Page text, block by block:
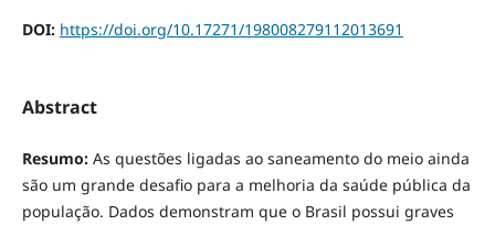
DOI: https://doi.org/10.17271/198008279112013691
Abstract
Resumo: As questões ligadas ao saneamento do meio ainda
são um grande desafio para a melhoria da saúde pública da
população. Dados demonstram que o Brasil possui graves